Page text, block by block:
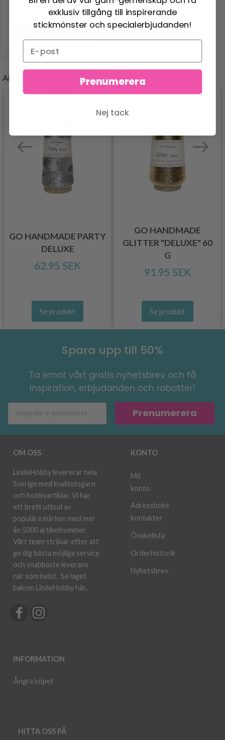
ANDRA KÖPTE OCKSÅ
GO HANDMADE PARTY
DELUXE
62.95 SEK
Se produkt
GO HANDMADE
GLITTER "DELUXE" 60
G
91.95 SEK
Se produkt
Spara upp till 50%
Ta emot vårt gratis nyhetsbrev och få
inspiration, erbjudanden och rabatter!
Prenumerera
OM OSS
LindeHobby levererar hela
Sverige med kvalitetsgarn
och hobbyartiklar. Vi har
ett brett utbud av
populära märken med mer
än 5000 artikelnummer.
Vårt team strävar efter att
ge dig bästa möjliga service
och snabbaste leverans
när som helst. Se laget
bakom LindeHobby här..
INFORMATION
Ångra köpet
KONTO
Mit
konto
Adressboks
kontakter
Önskelista
Orderhistorik
Nyhetsbrev
HITTA OSS PÅ
exklusiv tillgång till inspirerande
stickmönster och specialerbjudanden!
Prenumerera
Nej tack